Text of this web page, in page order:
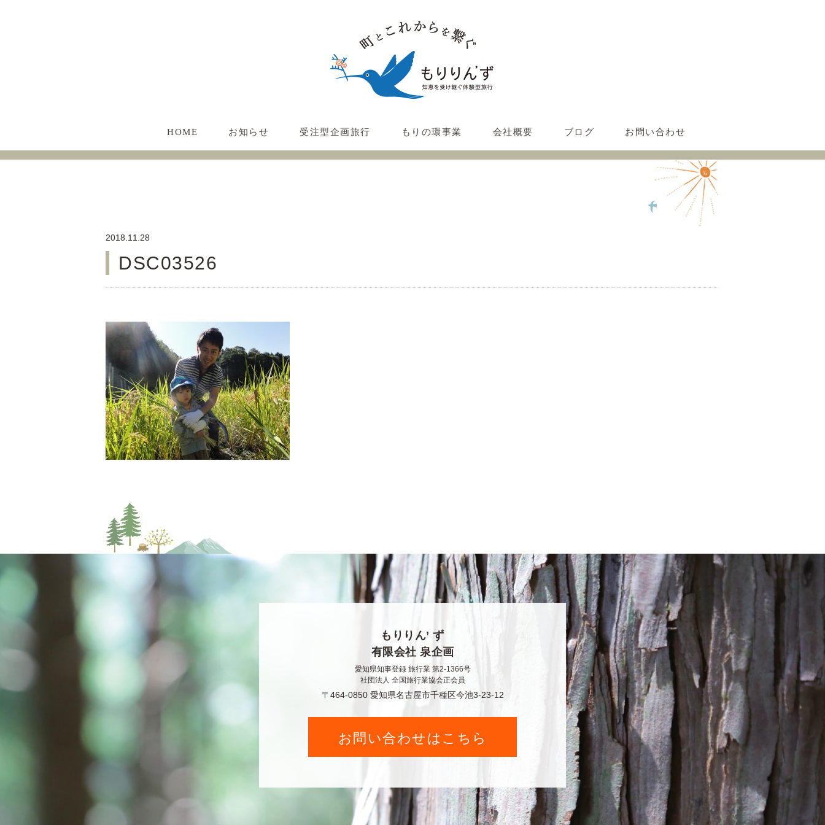
HOME お知らせ 受注型企画旅行 もりの環事業 会社概要 ブログ お問い合わせ
2018.11.28
DSC03526
もりりん’ ず
有限会社 泉企画
愛知県知事登録 旅行業 第2-1366号
社団法人 全国旅行業協会正会員
〒464-0850 愛知県名古屋市千種区今池3-23-12
お問い合わせはこちら